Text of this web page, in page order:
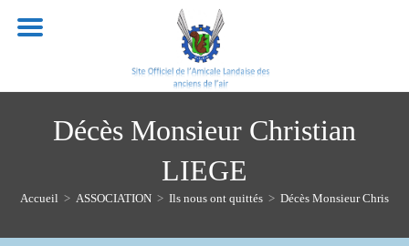
Décès Monsieur Christian
LIEGE
Accueil > ASSOCIATION > Ils nous ont quittés > Décès Monsieur